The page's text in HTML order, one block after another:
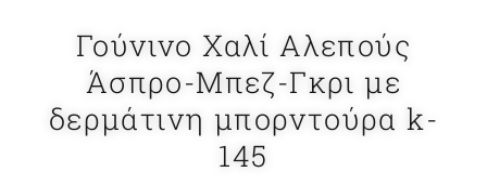
Γούνινο Χαλί Αλεπούς
Άσπρο-Μπεζ-Γκρι με
δερμάτινη μπορντούρα k-
145